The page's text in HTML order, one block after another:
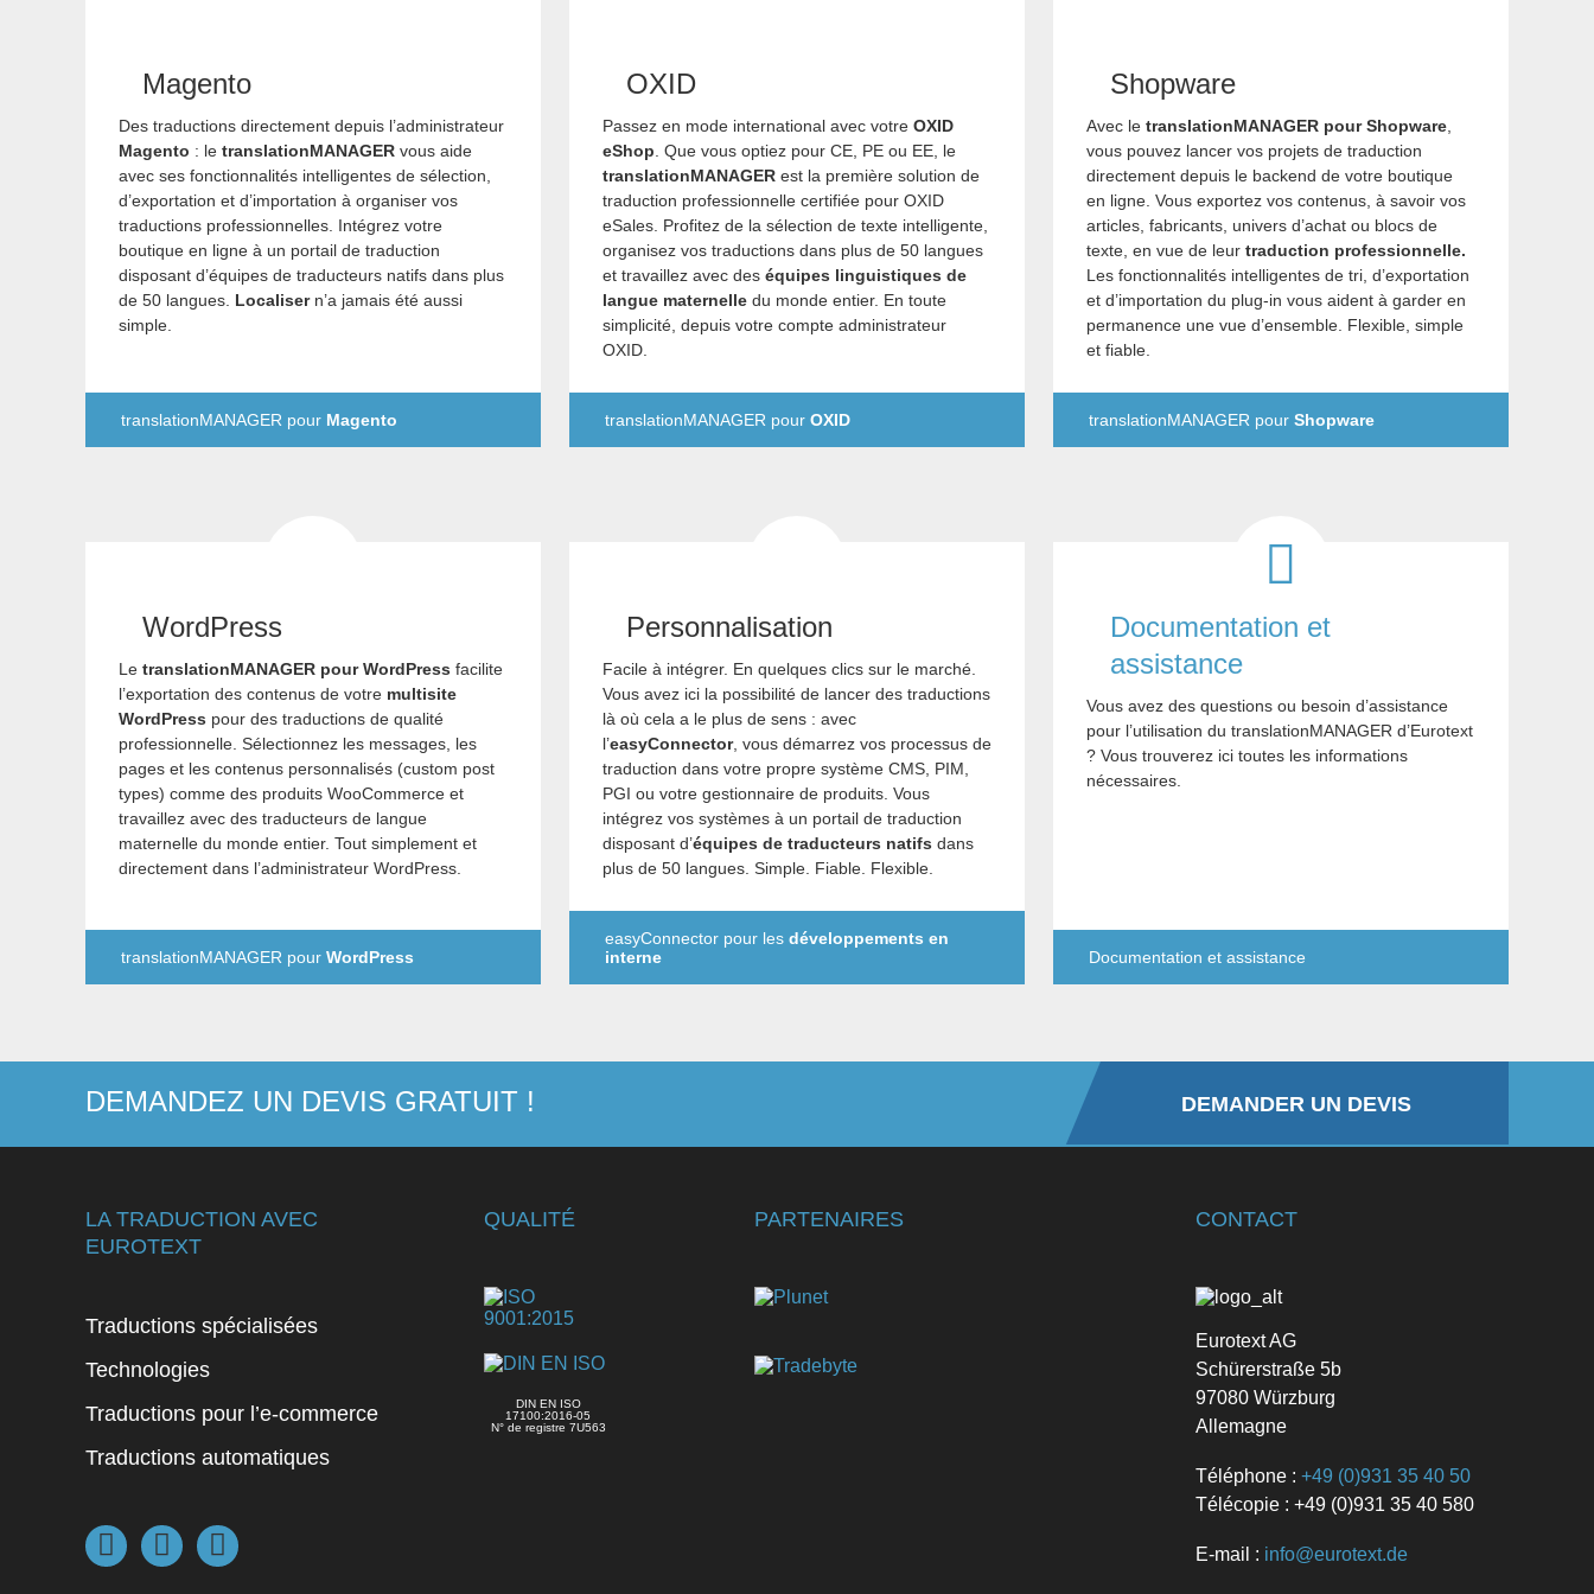
Magento
Des traductions directement depuis l’administrateur
Magento : le translationMANAGER vous aide
avec ses fonctionnalités intelligentes de sélection,
d’exportation et d’importation à organiser vos
traductions professionnelles. Intégrez votre
boutique en ligne à un portail de traduction
disposant d’équipes de traducteurs natifs dans plus
de 50 langues. Localisern’a jamais été aussi
simple.
translationMANAGER pour Magento
OXID
Passez en mode international avec votre OXID
eShop . Que vous optiez pour CE, PE ou EE, le
translationMANAGER est la première solution de
traduction professionnelle certifiée pour OXID
eSales. Profitez de la sélection de texte intelligente,
organisez vos traductions dans plus de 50 langues
et travaillez avec des équipes linguistiques de
langue maternelle du monde entier. En toute
simplicité, depuis votre compte administrateur
OXID.
translationMANAGER pour OXID
Shopware
Avec le translationMANAGER pour Shopware
vous pouvez lancer vos projets de traduction
directement depuis le backend de votre boutique
en ligne. Vous exportez vos contenus, à savoir vos
articles, fabricants, univers d’achat ou blocs de
texte, en vue de leur traduction professionnelle.
Les fonctionnalités intelligentes de tri, d’exportation
et d’importation du plug-in vous aident à garder en
permanence une vue d’ensemble. Flexible, simple
et fiable.
translationMANAGER pour Shopware
WordPress
Le translationMANAGER pour WordPress facilite
l’exportation des contenus de votre multisite
WordPress pour des traductions de qualité
professionnelle. Sélectionnez les messages, les
pages et les contenus personnalisés (custom post
types) comme des produits WooCommerce et
travaillez avec des traducteurs de langue
maternelle du monde entier. Tout simplement et
directement dans l’administrateur WordPress.
translationMANAGER pour WordPress
Personnalisation
Facile à intégrer. En quelques clics sur le marché.
Vous avez ici la possibilité de lancer des traductions
là où cela a le plus de sens : avec
l’easyConnector, vous démarrez vos processus de
traduction dans votre propre système CMS, PIM,
PGI ou votre gestionnaire de produits. Vous
intégrez vos systèmes à un portail de traduction
disposant d’équipes de traducteurs natifs dans
plus de 50 langues. Simple. Fiable. Flexible.
easyConnector pour les développements en
interne
Documentation et
assistance
Vous avez des questions ou besoin d’assistance
pour l’utilisation du translationMANAGER d’Eurotext
? Vous trouverez ici toutes les informations
nécessaires.
Documentation et assistance
DEMANDEZ UN DEVIS GRATUIT ! DEMANDER UN DEVIS
LA TRADUCTION AVEC
EUROTEXT
Traductions spécialisées
Technologies
Traductions pour l’e-commerce
Traductions automatiques
QUALITÉ
DIN EN ISO
17100:2016-05
N° de registre 7U563
PARTENAIRES CONTACT
Eurotext AG
Schürerstraße 5b
97080 Würzburg
Allemagne
Téléphone : +49 (0)931 35 40 50
Télécopie : +49 (0)931 35 40 580
E-mail : info@eurotext.de